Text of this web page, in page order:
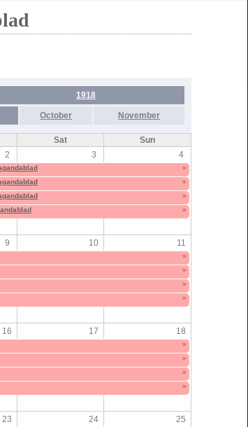
1918
October November
Sat
Sun
2 3 4
»
»
»
»
9 10 11
»
»
»
»
16 17 18
»
»
»
»
23 24 25